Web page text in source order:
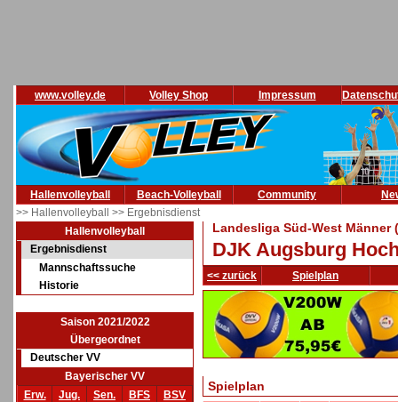
www.volley.de Volley Shop Impressum
Hallenvolleyball Beach-Volleyball Community
>> Hallenvolleyball >> Ergebnisdienst
Hallenvolleyball
Ergebnisdienst
Mannschaftssuche
Historie
Saison 2021/2022
Übergeordnet
Deutscher VV
Bayerischer VV
Erw.
Jug. Sen. BFS
BSV
Landesliga Süd-West Männer
DJK Augsburg
<< zurück Spielplan
Spielplan